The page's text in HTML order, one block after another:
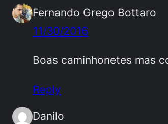
Fernando Grego Bottaro
11/30/2016
Boas caminhonetes mas
Reply
Danilo